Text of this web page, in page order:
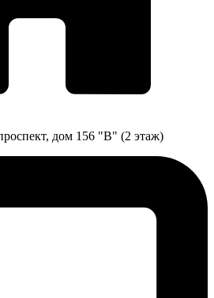
дом 156 "В" (2 этаж)